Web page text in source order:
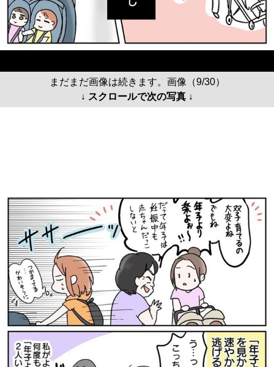
まだまだ画像は続きます。画像（9/30）
↓ スクロールで次の写真 ↓